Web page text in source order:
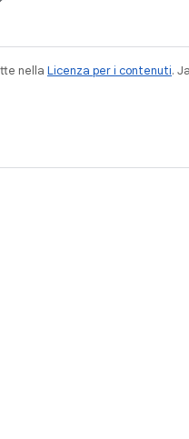
nella Licenza per i contenuti.